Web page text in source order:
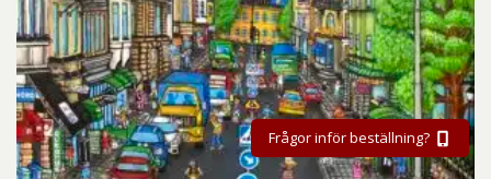
Frågor inför beställning?